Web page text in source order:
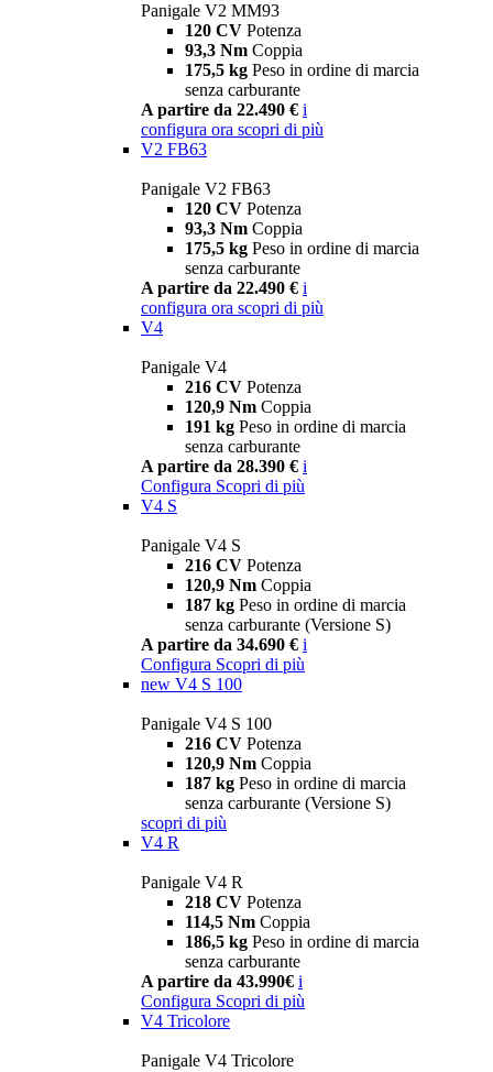
Panigale V2 MM93
120 CV Potenza
93,3 Nm Coppia
175,5 kg Peso in ordine di marcia
senza carburante
A partire da 22.490 € i
configura ora scopri di più
V2 FB63
Panigale V2 FB63
120 CV Potenza
93,3 Nm Coppia
175,5 kg Peso in ordine di marcia
senza carburante
A partire da 22.490 € i
configura ora scopri di più
V4
Panigale V4
216 CV Potenza
120,9 Nm Coppia
191 kg Peso in ordine di marcia
senza carburante
A partire da 28.390 € i
Configura Scopri di più
V4 S
Panigale V4 S
216 CV Potenza
120,9 Nm Coppia
187 kg Peso in ordine di marcia
senza carburante (Versione S)
A partire da 34.690 € i
Configura Scopri di più
new V4 S 100
Panigale V4 S 100
216 CV Potenza
120,9 Nm Coppia
187 kg Peso in ordine di marcia
senza carburante (Versione S)
scopri di più
V4 R
Panigale V4 R
218 CV Potenza
114,5 Nm Coppia
186,5 kg Peso in ordine di marcia
senza carburante
A partire da 43.990€ i
Configura Scopri di più
V4 Tricolore
Panigale V4 Tricolore